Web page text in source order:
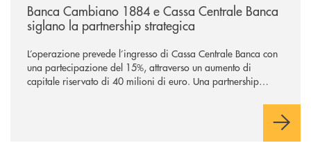
Banca Cambiano 1884 e Cassa Centrale Banca
siglano la partnership strategica
L’operazione prevede l’ingresso di Cassa Centrale Banca con
una partecipazione del 15%, attraverso un aumento di
capitale riservato di 40 milioni di euro. Una partnership
comuni e sulla prossimità ai territori, per ampliare l’offerta e